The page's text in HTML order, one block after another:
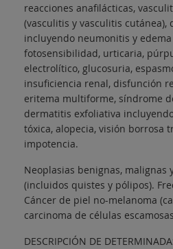
reacciones anafilácticas,
(vasculitis y vasculitis
incluyendo neumonitis y
fotosensibilidad, urticaria,
electrolítico, glucosuria,
insuficiencia renal, disfunción
eritema multiforme, síndrome
dermatitis exfoliativa
tóxica, alopecia, visión borrosa
impotencia.
Neoplasias benignas, malignas
(incluidos quistes y pólipos).
Cáncer de piel no-melanoma
carcinoma de células
DESCRIPCIÓN DE